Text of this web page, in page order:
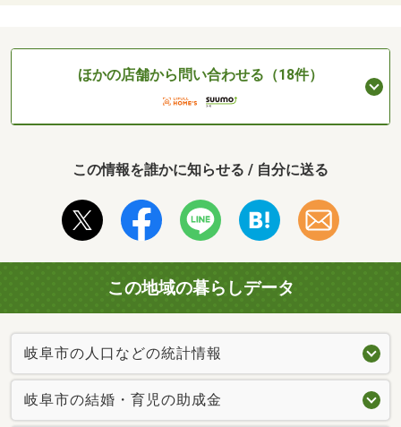
ほかの店舗から問い合わせる（18件）
この情報を誰かに知らせる / 自分に送る
この地域の暮らしデータ
岐阜市の人口などの統計情報
岐阜市の結婚・育児の助成金